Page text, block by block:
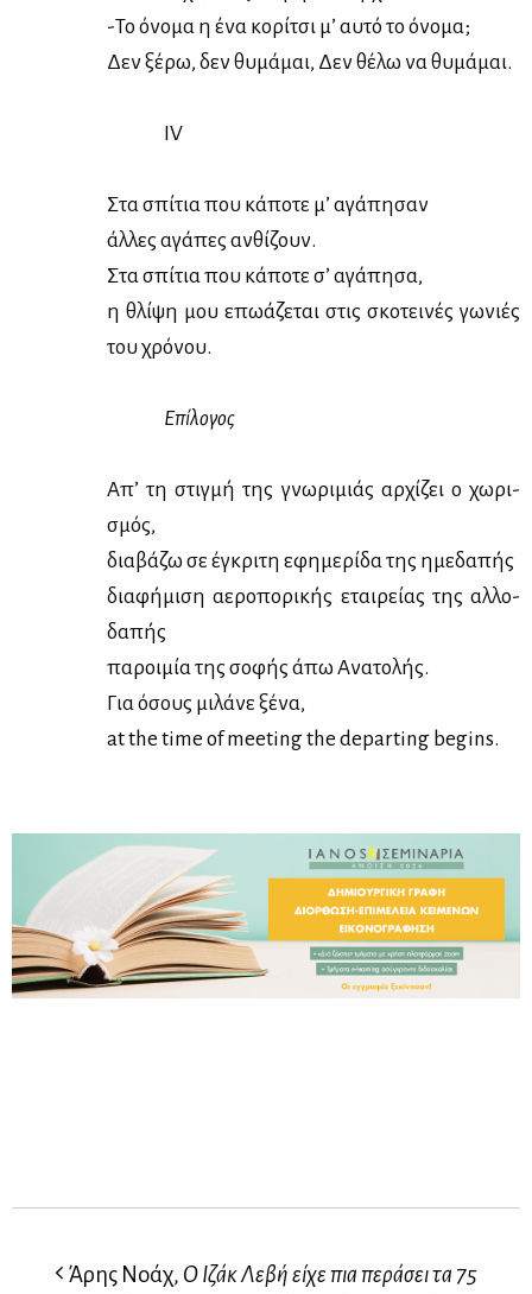
-Το όνο­μα η ένα κο­ρί­τσι μ’ αυ­τό το όνο­μα;
Δεν ξέ­ρω, δεν θυ­μά­μαι, Δεν θέ­λω να θυ­μά­μαι.
IV
Στα σπί­τια που κά­πο­τε μ’ αγά­πη­σαν
άλ­λες αγά­πες αν­θί­ζουν.
Στα σπί­τια που κά­πο­τε σ’ αγά­πη­σα,
η θλί­ψη μου επω­ά­ζε­ται στις σκο­τει­νές γω­νιές
του χρό­νου.
Επί­λο­γος
Απ’ τη στιγ­μή της γνω­ρι­μιάς αρ­χί­ζει ο χω­ρι­
σμός,
δια­βά­ζω σε έγκρι­τη εφη­με­ρί­δα της ημε­δα­πής
δια­φή­μι­ση αε­ρο­πο­ρι­κής εται­ρεί­ας της αλ­λο­
δα­πής
πα­ροι­μία της σο­φής άπω Ανα­το­λής.
Για όσους μι­λά­νε ξέ­να,
at the time of meeting the departing begins.
Άρης Νοάχ, Ο Ιζάκ Λεβή είχε πια περάσει τα 75